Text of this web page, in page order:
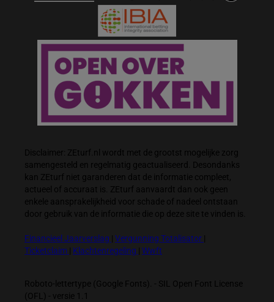
Disclaimer: ZEturf.nl wordt met de grootst mogelijke zorg
samengesteld en regelmatig geactualiseerd. Desondanks
kan ZEturf niet garanderen dat de informatie compleet,
actueel of accuraat is. ZEturf aanvaardt dan ook geen
enkele aansprakelijkheid voor schade of nadeel ontstaan
door gebruik van de informatie die op deze site te vinden is.
Financieel Jaarverslag Vergunning Totalisator
Ticketclaim
Klachtenregeling Wwft
Roboto-lettertype (Google Fonts). - SIL Open Font License
(OFL) - versie 1.1